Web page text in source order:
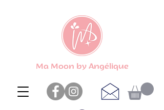
Ma Moon by Angélique